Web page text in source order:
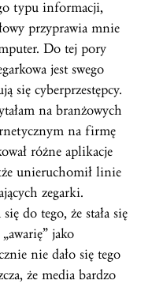
typu informacji,
przyprawia mnie
Do tej pory
jest swego
się cyberprzestępcy.
na branżowych
na firmę
różne aplikacje
unieruchomił linie
zegarki.
do tego, że stała się
jako
nie dało się tego
że media bardzo